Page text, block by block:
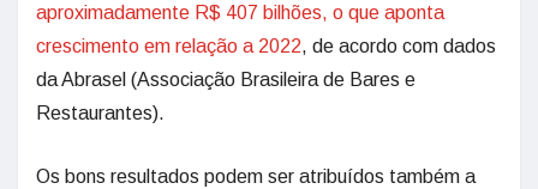
aproximadamente R$ 407 bilhões, o que aponta
crescimento em relação a 2022, de acordo com dados
da Abrasel (Associação Brasileira de Bares e
Restaurantes).
Os bons resultados podem ser atribuídos também a